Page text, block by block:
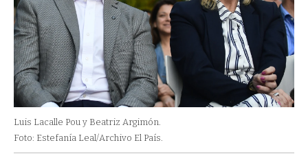
Luis Lacalle Pou y Beatriz Argimón.
Foto: Estefanía Leal/Archivo El País.